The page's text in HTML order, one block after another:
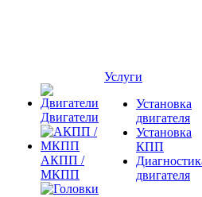
Двигатели
АКПП /
МКПП
Услуги
Установка
двигателя
Установка
КПП
двигателя